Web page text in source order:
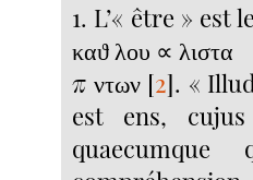
1. L’« être » est
καϑ λου ∝ λιστα
π ντων[2]. «
est ens,